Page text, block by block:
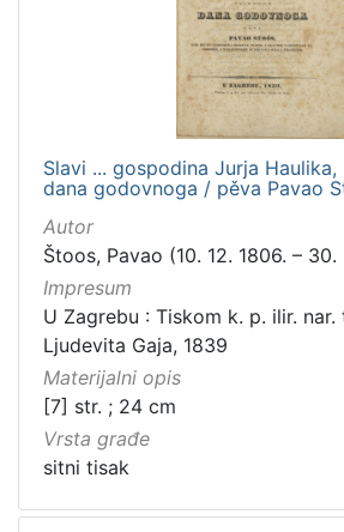
Slavi ... gospodina Jurja
dana godovnoga / pěva Pavao
Autor
Štoos, Pavao (10. 12. 1806. – 30.
Impresum
U Zagrebu : Tiskom k. p. ilir. nar.
Ljudevita Gaja, 1839
Materijalni opis
[7] str. ; 24 cm
Vrsta građe
sitni tisak